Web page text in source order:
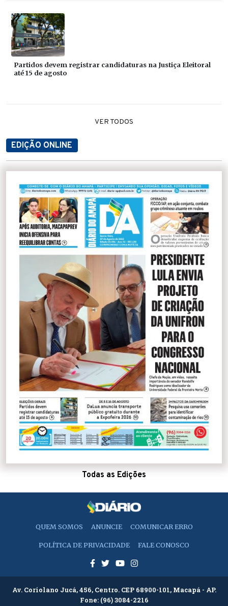
Partidos devem registrar candidaturas na Justiça Eleitoral
até 15 de agosto
VER TODOS
EDIÇÃO ONLINE
Todas as Edições
QUEM SOMOS ANUNCIE COMUNICAR ERRO
POLÍTICA DE PRIVACIDADE FALE CONOSCO
Av. Coriolano Jucá, 456, Centro. CEP 68900-101, Macapá - AP.
Fone: (96) 3084-2216